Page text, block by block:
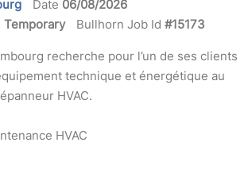
Date 06/08/2026
Temporary Bullhorn Job Id #15173
recherche pour l’un de ses clients
technique et énergétique au
HVAC.
HVAC